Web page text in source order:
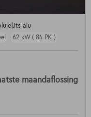
alu
62 kW ( 84 PK )
maandaflossing